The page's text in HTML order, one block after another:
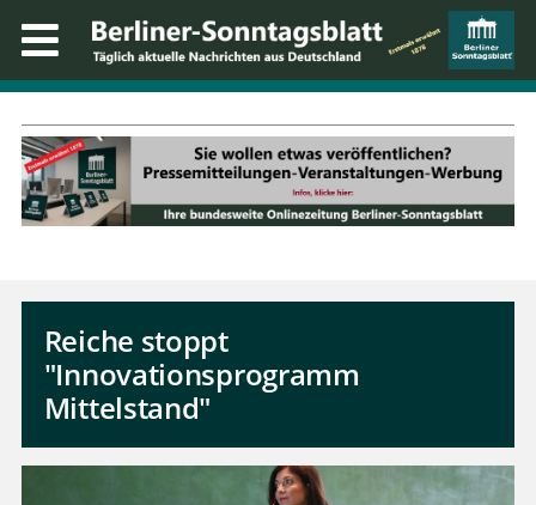
Reiche stoppt
"Innovationsprogramm
Mittelstand"